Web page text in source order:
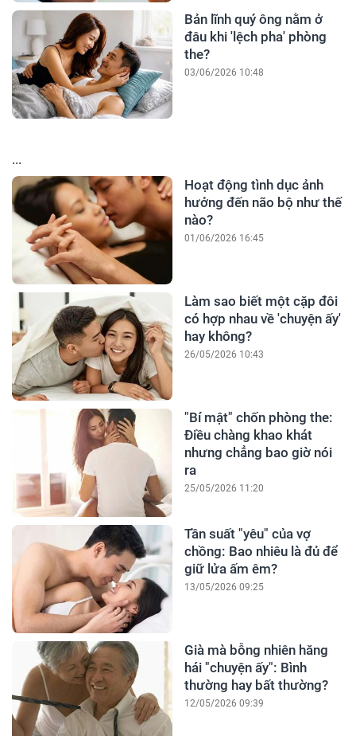
Bản lĩnh quý ông nằm ở
đâu khi 'lệch pha' phòng
the?
03/06/2026 10:48
...
Hoạt động tình dục ảnh
hưởng đến não bộ như thế
nào?
01/06/2026 16:45
Làm sao biết một cặp đôi
có hợp nhau về 'chuyện ấy'
hay không?
26/05/2026 10:43
"Bí mật" chốn phòng the:
Điều chàng khao khát
nhưng chẳng bao giờ nói
ra
25/05/2026 11:20
Tần suất "yêu" của vợ
chồng: Bao nhiêu là đủ để
giữ lửa ấm êm?
13/05/2026 09:25
Già mà bỗng nhiên hăng
hái "chuyện ấy": Bình
thường hay bất thường?
12/05/2026 09:39